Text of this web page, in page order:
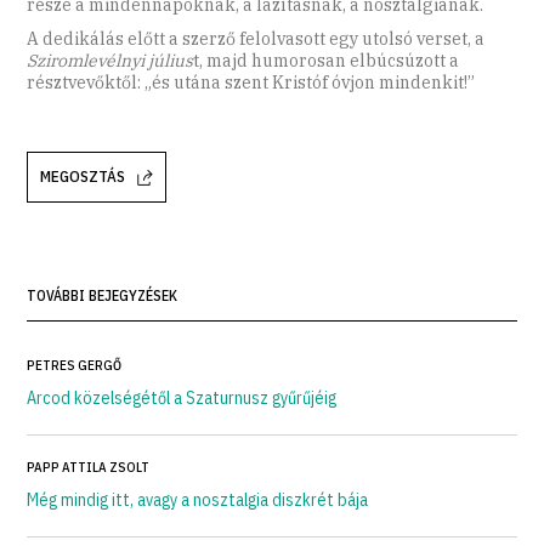
része a mindennapoknak, a lazításnak, a nosztalgiának.
A dedikálás előtt a szerző felolvasott egy utolsó verset, a
Sziromlevélnyi júliust, majd humorosan elbúcsúzott a
résztvevőktől: „és utána szent Kristóf óvjon mindenkit!”
MEGOSZTÁS
TOVÁBBI BEJEGYZÉSEK
PETRES GERGŐ
Arcod közelségétől a Szaturnusz gyűrűjéig
PAPP ATTILA ZSOLT
Még mindig itt, avagy a nosztalgia diszkrét bája